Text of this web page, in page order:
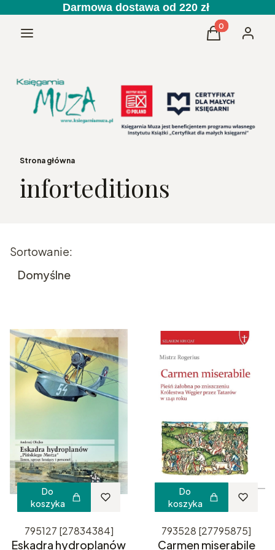
Darmowa dostawa od 220 zł
Menu Produkty w
Koszyk
Strona główna
inforteditions
Lista produktów
Sortowanie:
Domyślne
Do
koszyka
795127 [27834384]
Eskadra hydroplanów
Do
koszyka
793528 [27795875]
Carmen miserabile